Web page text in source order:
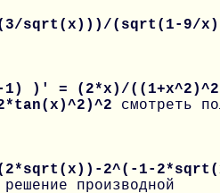
sqrt(x)))/(sqrt(1-9/
1) )' = (2*x)/
смотреть
2^(-1-
производной